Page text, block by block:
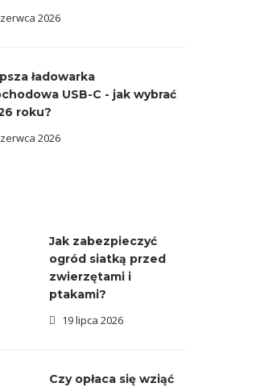
2026
ładowarka
USB-C - jak wybrać
roku?
2026
Jak zabezpieczyć
ogród siatką przed
zwierzętami i
ptakami?
19 lipca 2026
Czy opłaca się wziąć